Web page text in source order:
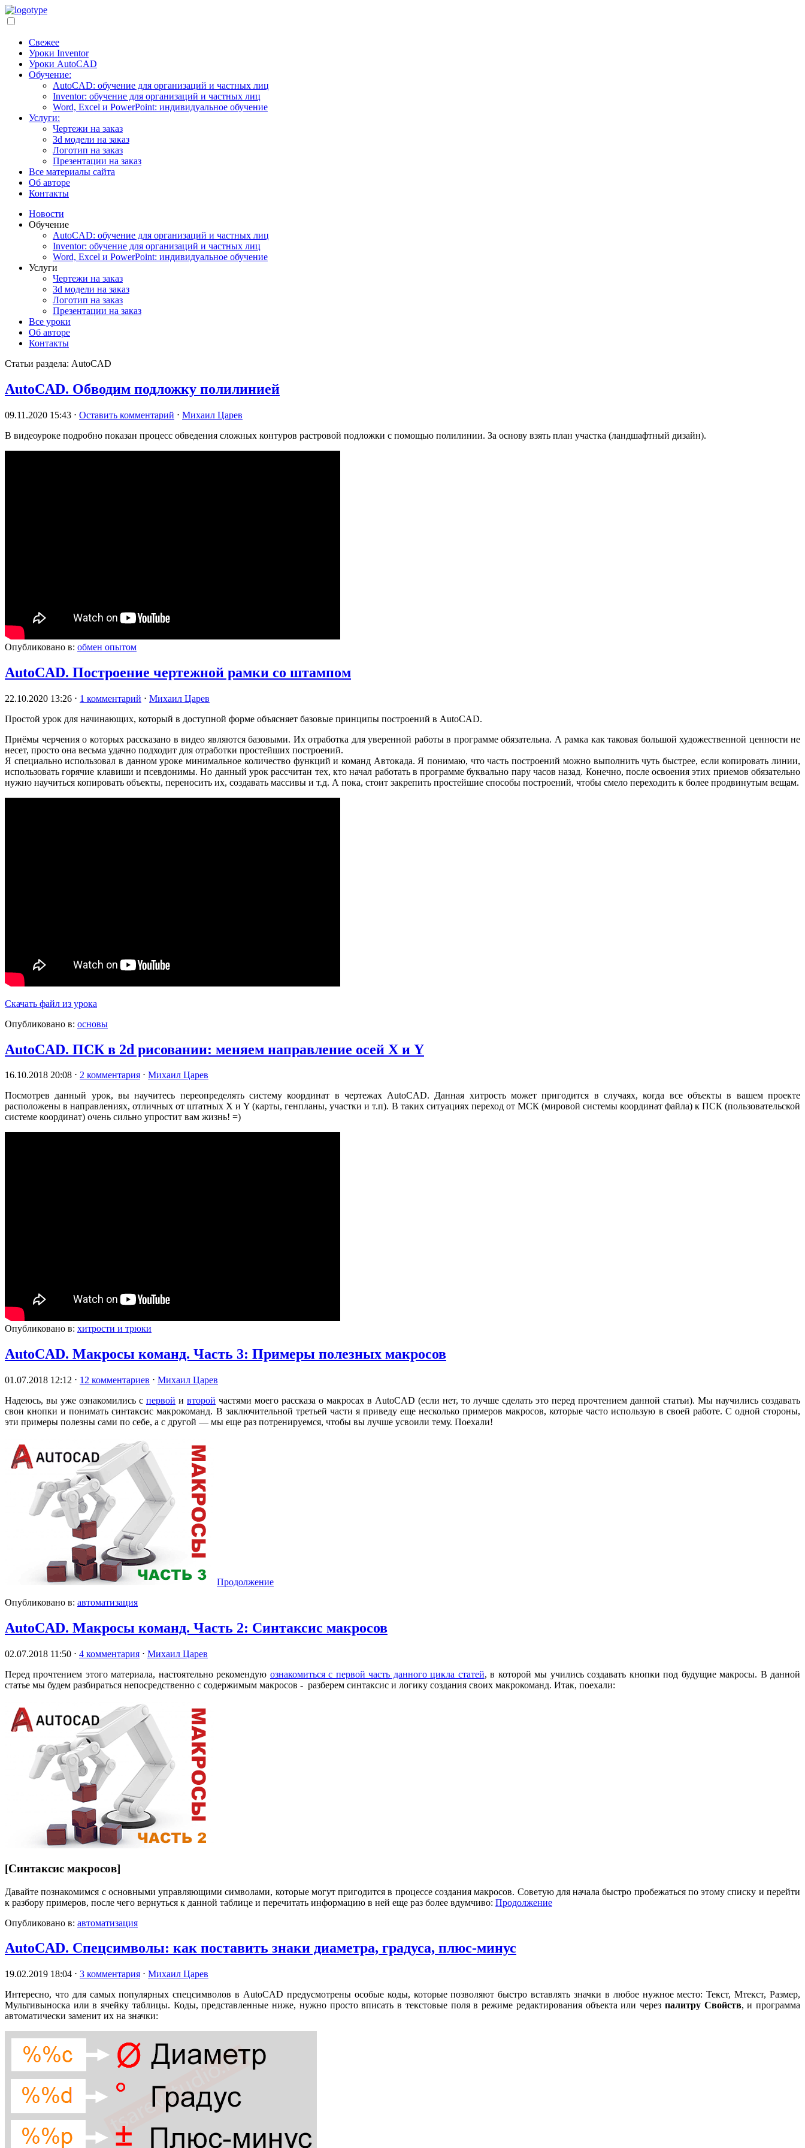
Свежее
Уроки Inventor
Уроки AutoCAD
Обучение:
AutoCAD: обучение для организаций и частных лиц
Inventor: обучение для организаций и частных лиц
Word, Excel и PowerPoint: индивидуальное обучение
Услуги:
Чертежи на заказ
3d модели на заказ
Логотип на заказ
Презентации на заказ
Все материалы сайта
Об авторе
Контакты
Новости
Обучение
AutoCAD: обучение для организаций и частных лиц
Inventor: обучение для организаций и частных лиц
Word, Excel и PowerPoint: индивидуальное обучение
Услуги
Чертежи на заказ
3d модели на заказ
Логотип на заказ
Презентации на заказ
Все уроки
Об авторе
Контакты
Статьи раздела: AutoCAD
AutoCAD. Обводим подложку полилинией
09.11.2020 15:43 ⋅ Оставить комментарий ⋅ Михаил Царев
В видеоуроке подробно показан процесс обведения сложных контуров растровой подложки с помощью полилинии. За основу взять план участка (ландшафтный дизайн).
Опубликовано в: обмен опытом
AutoCAD. Построение чертежной рамки со штампом
22.10.2020 13:26 ⋅ 1 комментарий ⋅ Михаил Царев
Простой урок для начинающих, который в доступной форме объясняет базовые принципы построений в AutoCAD.
Приёмы черчения о которых рассказано в видео являются базовыми. Их отработка для уверенной работы в программе обязательна. А рамка как таковая большой художественной ценности не
несет, просто она весьма удачно подходит для отработки простейших построений.
Я специально использовал в данном уроке минимальное количество функций и команд Автокада. Я понимаю, что часть построений можно выполнить чуть быстрее, если копировать линии,
использовать горячие клавиши и псевдонимы. Но данный урок рассчитан тех, кто начал работать в программе буквально пару часов назад. Конечно, после освоения этих приемов обязательно
нужно научиться копировать объекты, переносить их, создавать массивы и т.д. А пока, стоит закрепить простейшие способы построений, чтобы смело переходить к более продвинутым вещам.
Скачать файл из урока
Опубликовано в: основы
AutoCAD. ПСК в 2d рисовании: меняем направление осей X и Y
16.10.2018 20:08 ⋅ 2 комментария ⋅ Михаил Царев
Посмотрев данный урок, вы научитесь переопределять систему координат в чертежах AutoCAD. Данная хитрость может пригодится в случаях, когда все объекты в вашем проекте
расположены в направлениях, отличных от штатных X и Y (карты, генпланы, участки и т.п). В таких ситуациях переход от МСК (мировой системы координат файла) к ПСК (пользовательской
системе координат) очень сильно упростит вам жизнь! =)
Опубликовано в: хитрости и трюки
AutoCAD. Макросы команд. Часть 3: Примеры полезных макросов
01.07.2018 12:12 ⋅ 12 комментариев ⋅ Михаил Царев
Надеюсь, вы уже ознакомились с первой и второй частями моего рассказа о макросах в AutoCAD (если нет, то лучше сделать это перед прочтением данной статьи). Мы научились создавать
свои кнопки и понимать синтаксис макрокоманд. В заключительной третьей части я приведу еще несколько примеров макросов, которые часто использую в своей работе. С одной стороны,
эти примеры полезны сами по себе, а с другой — мы еще раз потренируемся, чтобы вы лучше усвоили тему. Поехали!
Продолжение
Опубликовано в: автоматизация
AutoCAD. Макросы команд. Часть 2: Синтаксис макросов
02.07.2018 11:50 ⋅ 4 комментария ⋅ Михаил Царев
Перед прочтением этого материала, настоятельно рекомендую ознакомиться с первой часть данного цикла статей, в которой мы учились создавать кнопки под будущие макросы. В данной
статье мы будем разбираться непосредственно с содержимым макросов - разберем синтаксис и логику создания своих макрокоманд. Итак, поехали:
[Синтаксис макросов]
Давайте познакомимся с основными управляющими символами, которые могут пригодится в процессе создания макросов. Советую для начала быстро пробежаться по этому списку и перейти
к разбору примеров, после чего вернуться к данной таблице и перечитать информацию в ней еще раз более вдумчиво: Продолжение
Опубликовано в: автоматизация
AutoCAD. Спецсимволы: как поставить знаки диаметра, градуса, плюс-минус
19.02.2019 18:04 ⋅ 3 комментария ⋅ Михаил Царев
Интересно, что для самых популярных спецсимволов в AutoCAD предусмотрены особые коды, которые позволяют быстро вставлять значки в любое нужное место: Текст, Мтекст, Размер,
Мультивыноска или в ячейку таблицы. Коды, представленные ниже, нужно просто вписать в текстовые поля в режиме редактирования объекта или через палитру Свойств, и программа
автоматически заменит их на значки: